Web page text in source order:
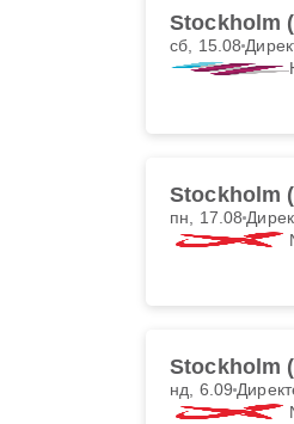
Stockholm
сб, 15.08
Stockholm
пн, 17.08
Stockholm
нд, 6.09